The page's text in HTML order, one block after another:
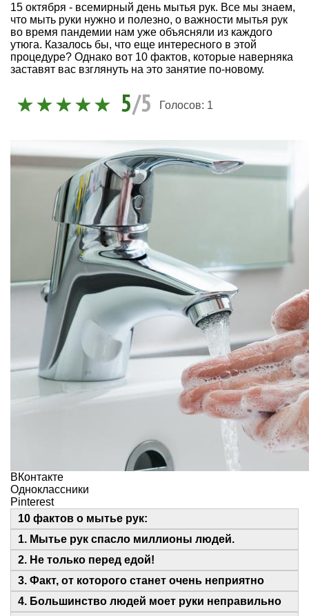
15 октября - всемирный день мытья рук. Все мы знаем,
что мыть руки нужно и полезно, о важности мытья рук
во время пандемии нам уже объясняли из каждого
утюга. Казалось бы, что еще интересного в этой
процедуре? Однако вот 10 фактов, которые наверняка
заставят вас взглянуть на это занятие по-новому.
5/5 Голосов: 1
ВКонтакте
Одноклассники
Pinterest
10 фактов о мытье рук:
1. Мытье рук спасло миллионы людей.
2. Не только перед едой!
3. Факт, от которого станет очень неприятно
4. Большинство людей моет руки неправильно